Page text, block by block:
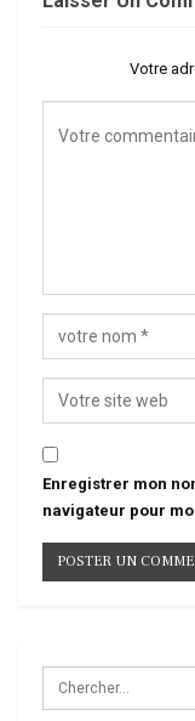
Votre
Enregistrer mon
navigateur pour